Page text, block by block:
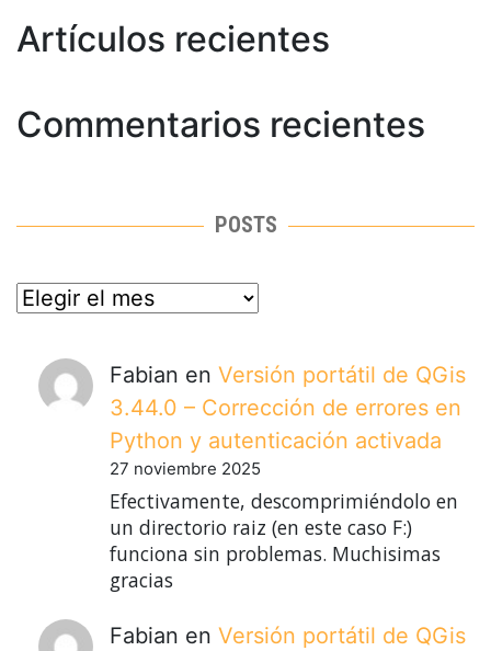
Artículos recientes
Commentarios recientes
POSTS
posts
Fabian en Versión portátil de QGis
3.44.0 – Corrección de errores en
Python y autenticación activada
27 noviembre 2025
Efectivamente, descomprimiéndolo en
un directorio raiz (en este caso F:)
funciona sin problemas. Muchisimas
gracias
Fabian en Versión portátil de QGis